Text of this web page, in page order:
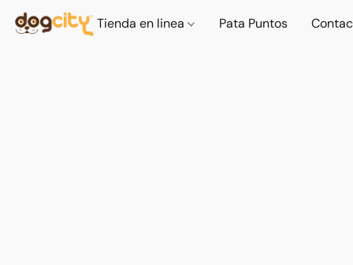
Tienda en linea Pata Puntos